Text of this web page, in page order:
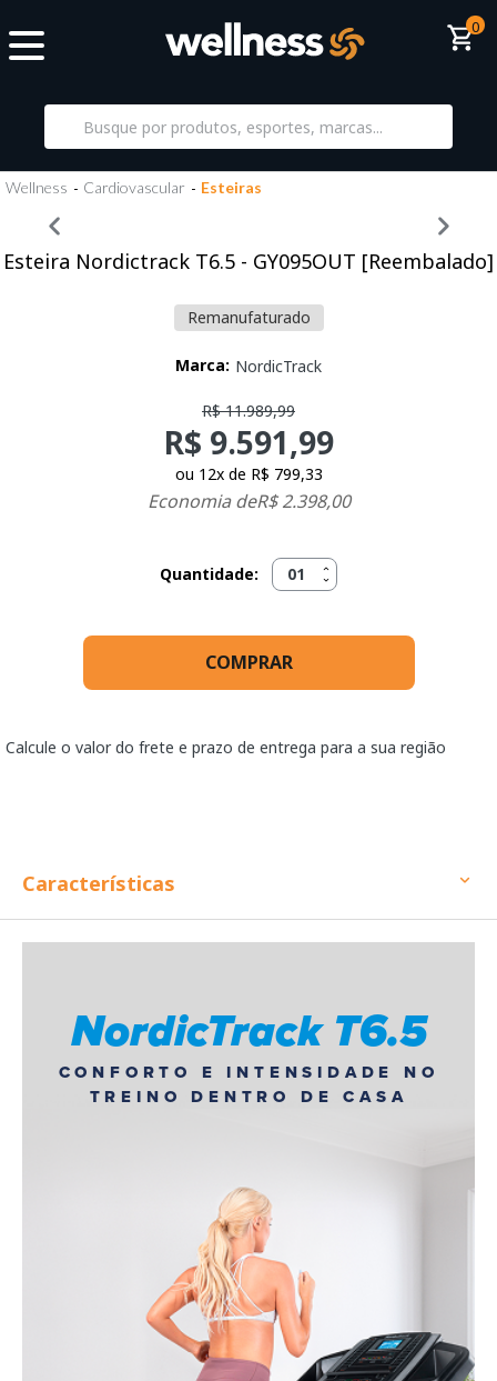
0
Wellness Cardiovascular Esteiras
Esteira Nordictrack T6.5 - GY095OUT [Reembalado]
Remanufaturado
Marca: NordicTrack
R$ 11.989,99
R$ 9.591,99
ou 12xde R$ 799,33
Economia deR$ 2.398,00
Quantidade:
COMPRAR
Calcule o valor do frete e prazo de entrega para a sua região
Características